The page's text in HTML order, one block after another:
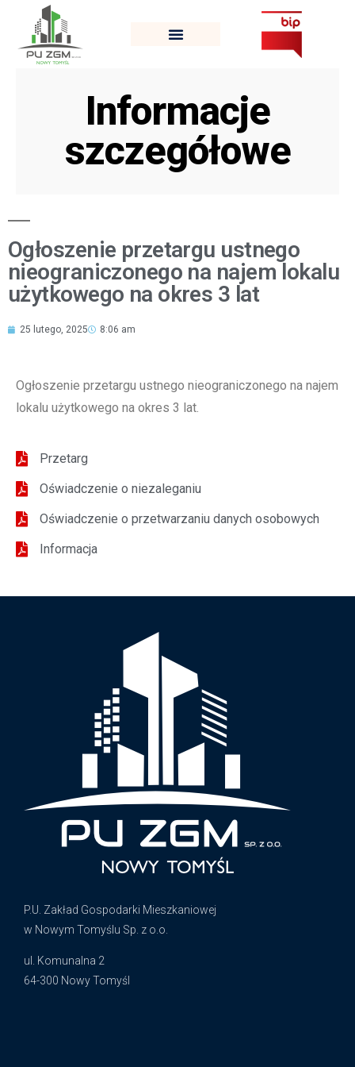
Informacje
szczegółowe
Ogłoszenie przetargu ustnego
nieograniczonego na najem lokalu
użytkowego na okres 3 lat
25 lutego, 2025 8:06 am
Ogłoszenie przetargu ustnego nieograniczonego na najem
lokalu użytkowego na okres 3 lat.
Przetarg
Oświadczenie o niezaleganiu
Oświadczenie o przetwarzaniu danych osobowych
Informacja
P.U. Zakład Gospodarki Mieszkaniowej
w Nowym Tomyślu Sp. z o.o.
ul. Komunalna 2
64-300 Nowy Tomyśl